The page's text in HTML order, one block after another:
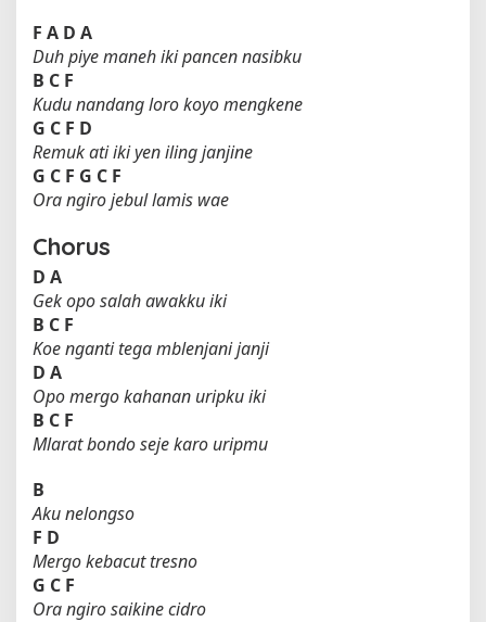
F A D A
Duh piye maneh iki pancen nasibku
B C F
Kudu nandang loro koyo mengkene
G C F D
Remuk ati iki yen iling janjine
G C F G C F
Ora ngiro jebul lamis wae
Chorus
D A
Gek opo salah awakku iki
B C F
Koe nganti tega mblenjani janji
D A
Opo mergo kahanan uripku iki
B C F
Mlarat bondo seje karo uripmu
B
Aku nelongso
F D
Mergo kebacut tresno
G C F
Ora ngiro saikine cidro